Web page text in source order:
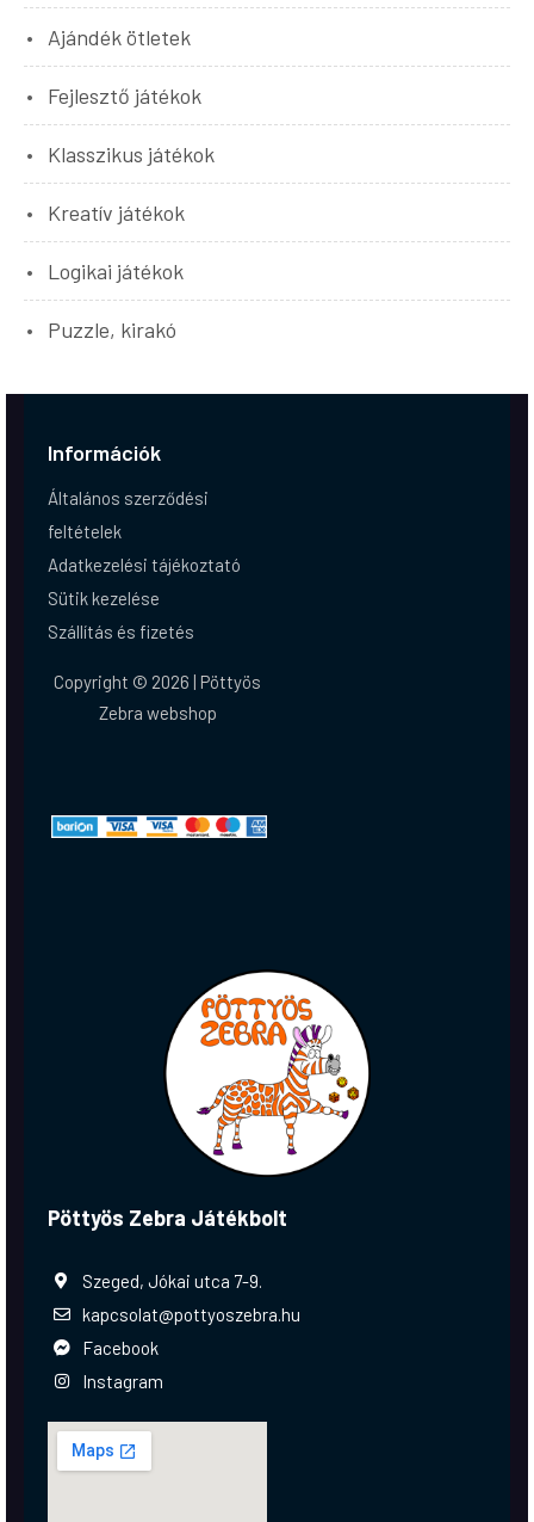
Ajándék ötletek
Fejlesztő játékok
Klasszikus játékok
Kreatív játékok
Logikai játékok
Puzzle, kirakó
Információk
Általános szerződési
feltételek
Adatkezelési tájékoztató
Sütik kezelése
Szállítás és fizetés
Copyright © 2026 | Pöttyös
Zebra webshop
Pöttyös Zebra Játékbolt
Szeged, Jókai utca 7-9.
kapcsolat@pottyoszebra.hu
Facebook
Instagram